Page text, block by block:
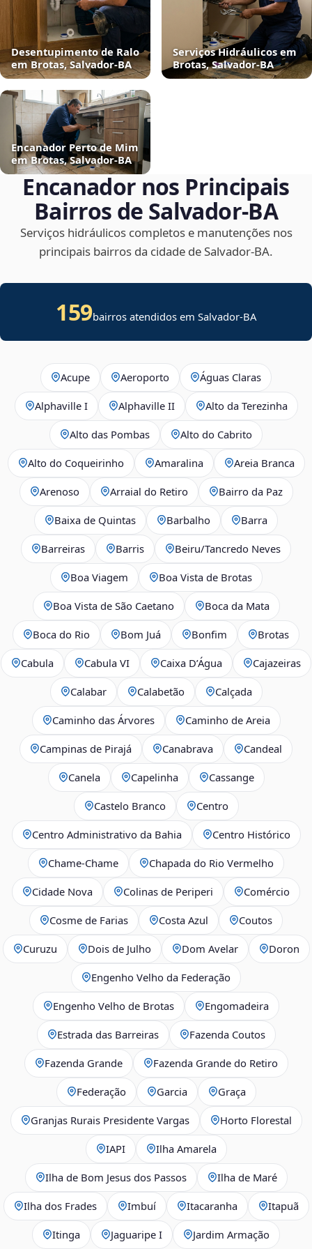
Desentupimento de Ralo
em Brotas, Salvador‑BA
Serviços Hidráulicos em
Brotas, Salvador‑BA
Encanador Perto de Mim
em Brotas, Salvador‑BA
Encanador nos Principais
Bairros de Salvador‑BA
Serviços hidráulicos completos e manutenções nos
principais bairros da cidade de Salvador‑BA.
159bairros atendidos em Salvador-BA
Acupe Aeroporto Águas Claras
Alphaville I Alphaville II Alto da Terezinha
Alto das Pombas Alto do Cabrito
Alto do Coqueirinho Amaralina Areia Branca
Arenoso Arraial do Retiro Bairro da Paz
Baixa de Quintas Barbalho Barra
Barreiras Barris Beiru/Tancredo Neves
Boa Viagem Boa Vista de Brotas
Boa Vista de São Caetano Boca da Mata
Boca do Rio Bom Juá Bonfim Brotas
Cabula Cabula VI Caixa D’Água Cajazeiras
Calabar Calabetão Calçada
Caminho das Árvores Caminho de Areia
Campinas de Pirajá Canabrava Candeal
Canela Capelinha Cassange
Castelo Branco Centro
Centro Administrativo da Bahia Centro Histórico
Chame-Chame Chapada do Rio Vermelho
Cidade Nova Colinas de Periperi Comércio
Cosme de Farias Costa Azul Coutos
Curuzu Dois de Julho Dom Avelar Doron
Engenho Velho da Federação
Engenho Velho de Brotas Engomadeira
Estrada das Barreiras Fazenda Coutos
Fazenda Grande Fazenda Grande do Retiro
Federação Garcia Graça
Granjas Rurais Presidente Vargas Horto Florestal
IAPI Ilha Amarela
Ilha de Bom Jesus dos Passos Ilha de Maré
Ilha dos Frades Imbuí Itacaranha Itapuã
Itinga Jaguaripe I Jardim Armação